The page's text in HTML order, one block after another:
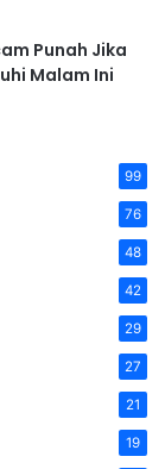
Punah Jika
Malam Ini
99
76
48
42
29
27
21
19